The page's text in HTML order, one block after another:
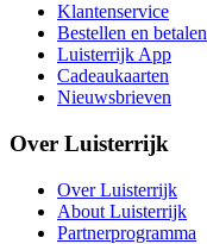
Klantenservice
Bestellen en betalen
Luisterrijk App
Cadeaukaarten
Nieuwsbrieven
Over Luisterrijk
Over Luisterrijk
About Luisterrijk
Partnerprogramma